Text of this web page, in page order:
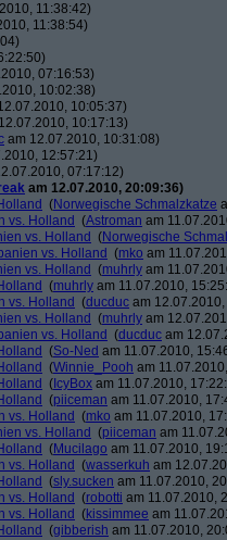
11:38:42)
11:38:54)
07:16:53)
10:02:38)
10:05:37)
10:17:13)
am 12.07.2010, 10:31:08)
12:57:21)
07:17:12)
am 12.07.2010, 20:09:36)
(Norwegische Schmalzkatze
vs. Holland (Astroman am
vs. Holland (Norwegische
vs. Holland (mko am
vs. Holland (muhrly am
(muhrly am 11.07.2010,
vs. Holland (ducduc am
vs. Holland (muhrly am
vs. Holland (ducduc am
(So-Ned am 11.07.2010,
(Winnie_Pooh am
( IcyBox am 11.07.2010,
(piiceman am 11.07.2010,
vs. Holland (mko am 11.07.2010,
vs. Holland (piiceman am
(Mucilago am 11.07.2010,
vs. Holland (wasserkuh am
(sly.sucken am 11.07.2010,
vs. Holland (robotti am 11.07.2010,
vs. Holland (kissimmee am
(gibberish am 11.07.2010,